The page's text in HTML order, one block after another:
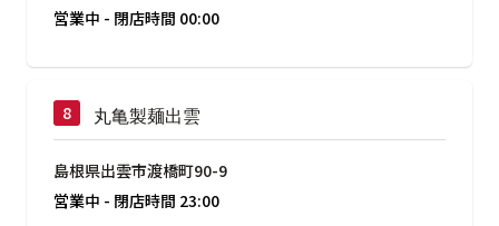
営業中 - 閉店時間 00:00
丸亀製麺出雲
島根県出雲市渡橋町90-9
営業中 - 閉店時間 23:00